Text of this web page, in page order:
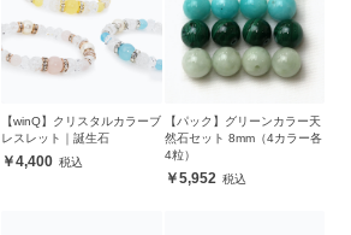
【winQ】クリスタルカラーブ
レスレット｜誕生石
4,400
【パック】グリーンカラー天
然石セット 8mm（4カラー各
4粒）
5,952